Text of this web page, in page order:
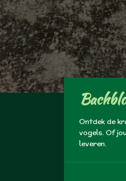
Ontdek de
vogels. Of
leveren.